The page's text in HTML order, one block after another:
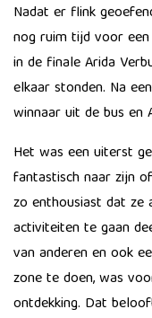
Nadat er flink
nog ruim tijd voor
in de finale Arida
elkaar stonden. Na
winnaar uit de bus en
Het was een uiterst
fantastisch naar zijn
zo enthousiast dat ze
activiteiten te gaan
van anderen en ook
zone te doen, was
ontdekking. Dat